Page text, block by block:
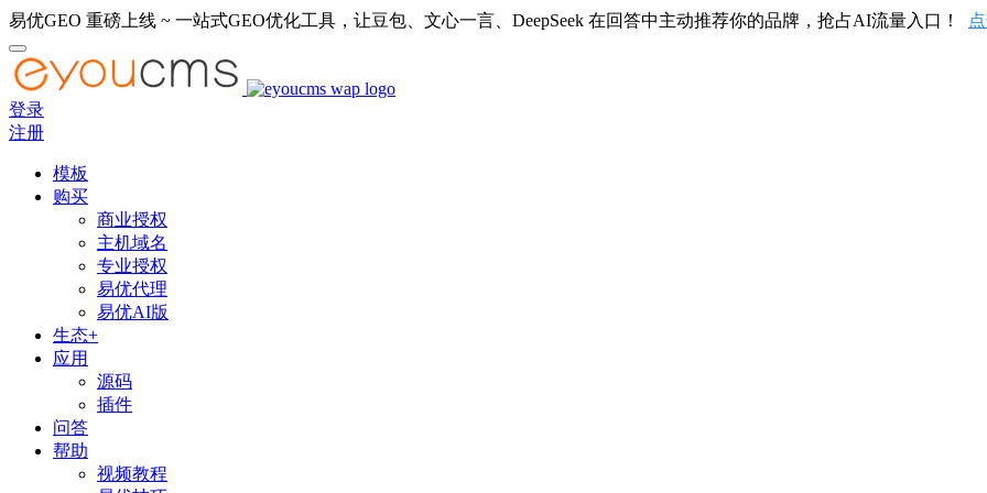
易优GEO 重磅上线 ~ 一站式GEO优化工具，让豆包、文心一言、DeepSeek 在回答中主动推荐你的品牌，抢占AI流量入口！
登录
注册
模板
购买
商业授权
主机域名
专业授权
易优代理
易优AI版
生态+
应用
源码
插件
问答
帮助
视频教程